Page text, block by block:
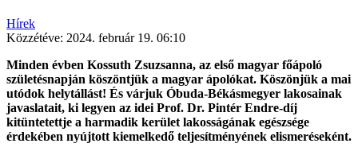
Hírek
Közzétéve: 2024. február 19. 06:10
Minden évben Kossuth Zsuzsanna, az első magyar főápoló
születésnapján köszöntjük a magyar ápolókat. Köszönjük a mai
utódok helytállást! És várjuk Óbuda-Békásmegyer lakosainak
javaslatait, ki legyen az idei Prof. Dr. Pintér Endre-díj
kitüntetettje a harmadik kerület lakosságának egészsége
érdekében nyújtott kiemelkedő teljesítményének elismeréseként.